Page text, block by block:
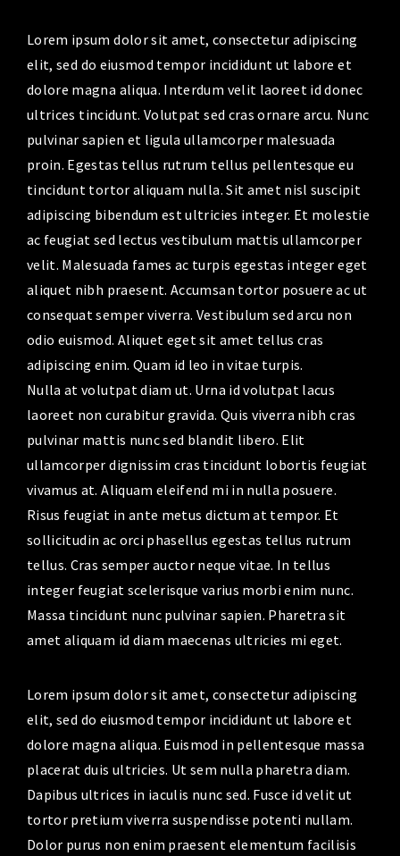
Lorem ipsum dolor sit amet, consectetur adipiscing
elit, sed do eiusmod tempor incididunt ut labore et
dolore magna aliqua. Interdum velit laoreet id donec
ultrices tincidunt. Volutpat sed cras ornare arcu. Nunc
pulvinar sapien et ligula ullamcorper malesuada
proin. Egestas tellus rutrum tellus pellentesque eu
tincidunt tortor aliquam nulla. Sit amet nisl suscipit
adipiscing bibendum est ultricies integer. Et molestie
ac feugiat sed lectus vestibulum mattis ullamcorper
velit. Malesuada fames ac turpis egestas integer eget
aliquet nibh praesent. Accumsan tortor posuere ac ut
consequat semper viverra. Vestibulum sed arcu non
odio euismod. Aliquet eget sit amet tellus cras
adipiscing enim. Quam id leo in vitae turpis.
Nulla at volutpat diam ut. Urna id volutpat lacus
laoreet non curabitur gravida. Quis viverra nibh cras
pulvinar mattis nunc sed blandit libero. Elit
ullamcorper dignissim cras tincidunt lobortis feugiat
vivamus at. Aliquam eleifend mi in nulla posuere.
Risus feugiat in ante metus dictum at tempor. Et
sollicitudin ac orci phasellus egestas tellus rutrum
tellus. Cras semper auctor neque vitae. In tellus
integer feugiat scelerisque varius morbi enim nunc.
Massa tincidunt nunc pulvinar sapien. Pharetra sit
amet aliquam id diam maecenas ultricies mi eget.
Lorem ipsum dolor sit amet, consectetur adipiscing
elit, sed do eiusmod tempor incididunt ut labore et
dolore magna aliqua. Euismod in pellentesque massa
placerat duis ultricies. Ut sem nulla pharetra diam.
Dapibus ultrices in iaculis nunc sed. Fusce id velit ut
tortor pretium viverra suspendisse potenti nullam.
Dolor purus non enim praesent elementum facilisis